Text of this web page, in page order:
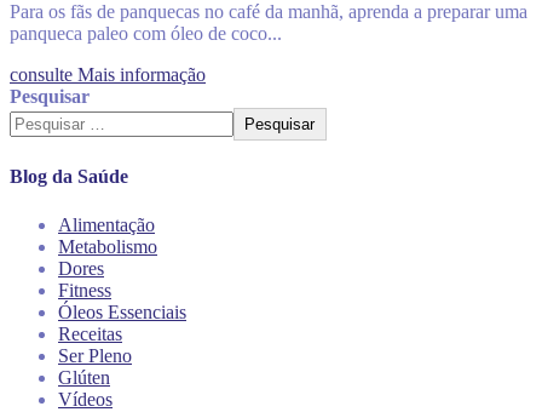
Para os fãs de panquecas no café da manhã, aprenda a preparar uma
panqueca paleo com óleo de coco...
consulte Mais informação
Pesquisar
Pesquisar
Blog da Saúde
Alimentação
Metabolismo
Dores
Fitness
Óleos Essenciais
Receitas
Ser Pleno
Glúten
Vídeos